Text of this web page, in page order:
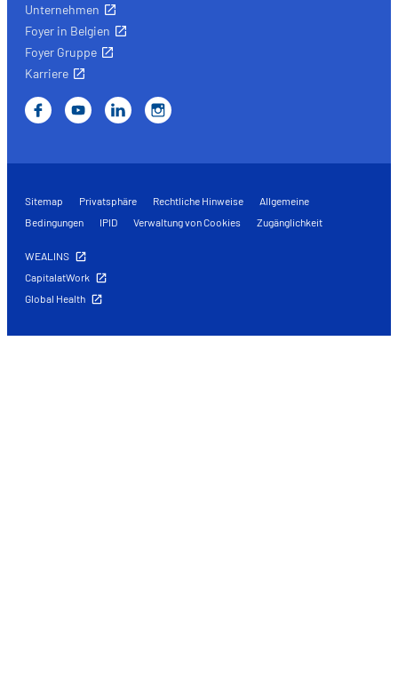
Unternehmen
Foyer in Belgien
Foyer Gruppe
Karriere
Sitemap Privatsphäre Rechtliche Hinweise
Allgemeine
Bedingungen
IPID Verwaltung von Cookies Zugänglichkeit
WEALINS
CapitalatWork
Global Health